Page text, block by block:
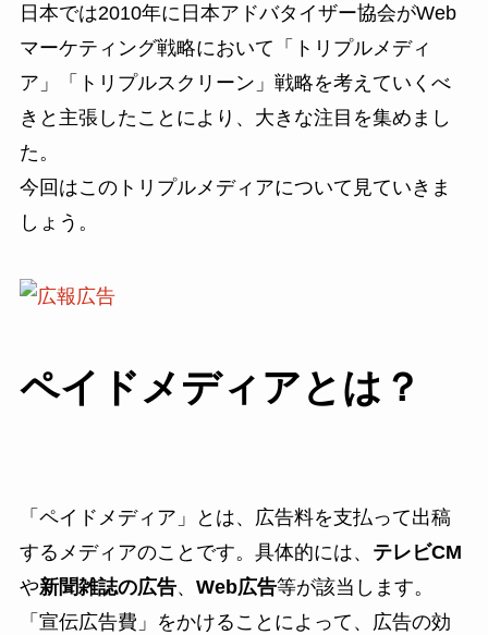
日本では2010年に日本アドバタイザー協会がWeb
マーケティング戦略において「トリプルメディ
ア」「トリプルスクリーン」戦略を考えていくべ
きと主張したことにより、大きな注目を集めまし
た。
今回はこのトリプルメディアについて見ていきま
しょう。
ペイドメディアとは？
「ペイドメディア」とは、広告料を支払って出稿
するメディアのことです。具体的には、 テレビCM
や新聞雑誌の広告、 Web広告等が該当します。
「宣伝広告費」をかけることによって、広告の効